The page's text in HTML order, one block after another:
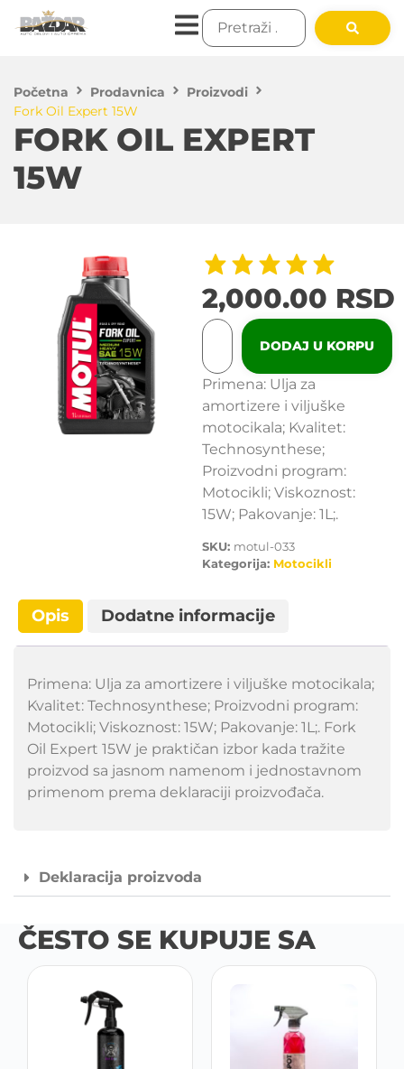
Početna Prodavnica
Proizvodi
Fork Oil Expert 15W
FORK OIL EXPERT
15W
2,000.00 RSD
DODAJ U KORPU
Primena: Ulja za
amortizere i viljuške
motocikala; Kvalitet:
Technosynthese;
Proizvodni program:
Motocikli; Viskoznost:
15W; Pakovanje: 1L;.
SKU: motul-033
Kategorija: Motocikli
Opis Dodatne informacije
Primena: Ulja za amortizere i viljuške motocikala;
Kvalitet: Technosynthese; Proizvodni program:
Motocikli; Viskoznost: 15W; Pakovanje: 1L;. Fork
Oil Expert 15W je praktičan izbor kada tražite
proizvod sa jasnom namenom i jednostavnom
primenom prema deklaraciji proizvođača.
Deklaracija proizvoda
ČESTO SE KUPUJE SA